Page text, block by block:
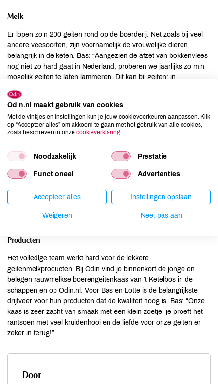
Melk
Er lopen zo’n 200 geiten rond op de boerderij. Net zoals bij veel
andere veesoorten, zijn voornamelijk de vrouwelijke dieren
belangrijk in de keten. Bas: “Aangezien de afzet van bokkenvlees
nog niet zo hard gaat in Nederland, proberen we jaarlijks zo min
mogelijk geiten te laten lammeren. Dit kan bij geiten: in
om de melkproductie op peil te houden.”
Dagbesteding
dagen per week helpen volwassenen vanuit de zorg mee. Zij
hebben een geestelijke of lichamelijk beperking en komen graag
bij ‘t Ketelbos voor een zinvolle dagbesteding. Ze voeren
boswandeling met de paarden. Het dagritme van de boerderij
geeft veel structuur en houvast, en ze worden onderdeel van de
sociale gemeenschap van ‘t Ketelbos.
Producten
Het volledige team werkt hard voor de lekkere
geitenmelkproducten. Bij Odin vind je binnenkort de jonge en
belegen rauwmelkse boerengeitenkaas van ’t Ketelbos in de
schappen en op Odin.nl. Voor Bas en Lotte is de belangrijkste
drijfveer voor hun producten dat de kwaliteit hoog is. Bas: “Onze
kaas is zeer zacht van smaak met een klein zoetje, je proeft het
rantsoen met veel kruidenhooi en de liefde voor onze geiten er
zeker in terug!”
Door
Odin.nl maakt gebruik van cookies
Met de vinkjes en instellingen kun je jouw cookievoorkeuren aanpassen. Klik
op “Accepteer alles” om akkoord te gaan met het gebruik van alle cookies,
zoals beschreven in onze cookieverklaring.
Noodzakelijk Prestatie
Functioneel Advertenties
Accepteer alles Instellingen opslaan
Weigeren Nee, pas aan